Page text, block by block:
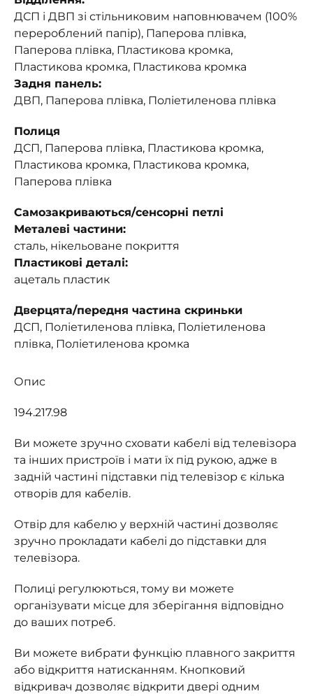
ДСП і ДВП зі стільниковим наповнювачем (100%
перероблений папір), Паперова плівка,
Паперова плівка, Пластикова кромка,
Пластикова кромка, Пластикова кромка
Задня панель:
ДВП, Паперова плівка, Поліетиленова плівка
Полиця
ДСП, Паперова плівка, Пластикова кромка,
Пластикова кромка, Пластикова кромка,
Паперова плівка
Самозакриваються/сенсорні петлі
Металеві частини:
сталь, нікельоване покриття
Пластикові деталі:
ацеталь пластик
Дверцята/передня частина скриньки
ДСП, Поліетиленова плівка, Поліетиленова
плівка, Поліетиленова кромка
Опис
194.217.98
Ви можете зручно сховати кабелі від телевізора
та інших пристроїв і мати їх під рукою, адже в
задній частині підставки під телевізор є кілька
отворів для кабелів.
Отвір для кабелю у верхній частині дозволяє
зручно прокладати кабелі до підставки для
телевізора.
Полиці регулюються, тому ви можете
організувати місце для зберігання відповідно
до ваших потреб.
Ви можете вибрати функцію плавного закриття
або відкриття натисканням. Кнопковий
відкривач дозволяє відкрити двері одним